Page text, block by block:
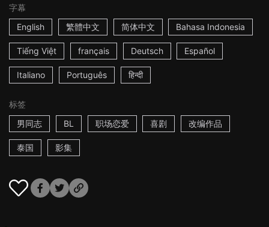
字幕
English
繁體中文 简体中文 Bahasa Indonesia
Tiếng Việt français Deutsch Español
Italiano Português हिन्दी
标签
男同志
BL 职场恋爱 喜剧 改编作品
泰国 影集